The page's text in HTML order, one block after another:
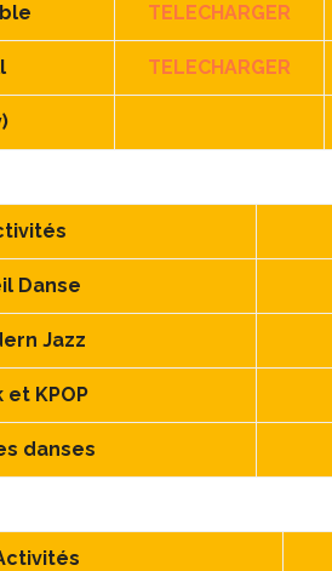
TELECHARGER
TELECHARGER
Danse
Jazz
et KPOP
danses